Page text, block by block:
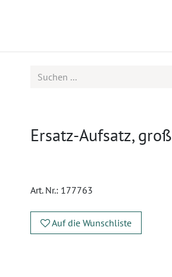
Ersatz-Aufsatz, groß
Art. Nr.: 177763
Auf die Wunschliste